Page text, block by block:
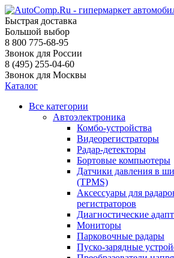
Быстрая доставка
Большой выбор
8 800 775-68-95
Звонок для России
8 (495) 255-04-60
Звонок для Москвы
Каталог
Все категории
Автоэлектроника
Комбо-устройства
Видеорегистраторы
Радар-детекторы
Бортовые компьютеры
Датчики давления в
(TPMS)
Аксессуары для
регистраторов
Диагностические
Мониторы
Парковочные радары
Пуско-зарядные